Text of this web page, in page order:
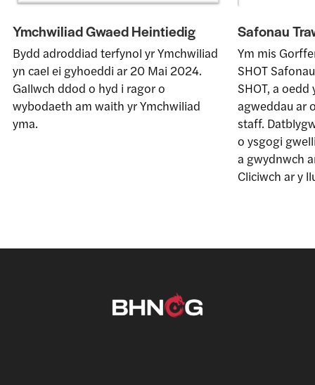
Ymchwiliad Gwaed Heintiedig
Bydd adroddiad terfynol yr Ymchwiliad
yn cael ei gyhoeddi ar 20 Mai 2024.
Gallwch ddod o hyd i ragor o
wybodaeth am waith yr Ymchwiliad
yma.
Safonau
Ym mis
SHOT
SHOT, a
agweddau ar
staff.
o ysgogi
a gwydnwch
Cliciwch ar y